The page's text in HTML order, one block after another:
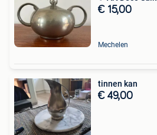
€ 15,00
Mechelen
tinnen kan
€ 49,00